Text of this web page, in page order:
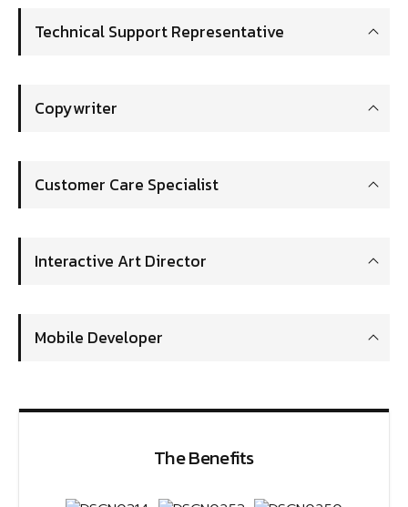
Technical Support Representative
Copywriter
Customer Care Specialist
Interactive Art Director
Mobile Developer
The Benefits